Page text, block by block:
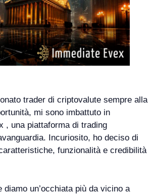
trader di criptovalute sempre alla
mi sono imbattuto in
, una piattaforma di trading
Incuriosito, ho deciso di
funzionalità e credibilità
un’occhiata più da vicino a